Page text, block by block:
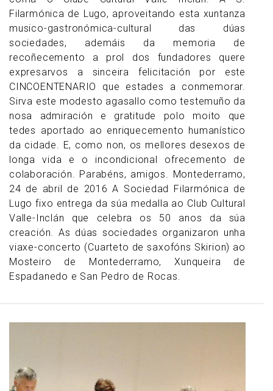
Filarmónica de Lugo, aproveitando esta xuntanza
musico-gastronómica-cultural das dúas
sociedades, ademáis da memoria de
recoñecemento a prol dos fundadores quere
expresarvos a sinceira felicitación por este
CINCOENTENARIO que estades a conmemorar.
Sirva este modesto agasallo como testemuño da
nosa admiración e gratitude polo moito que
tedes aportado ao enriquecemento humanístico
da cidade. E, como non, os mellores desexos de
longa vida e o incondicional ofrecemento de
colaboración. Parabéns, amigos. Montederramo,
24 de abril de 2016 A Sociedad Filarmónica de
Lugo fixo entrega da súa medalla ao Club Cultural
Valle-Inclán que celebra os 50 anos da súa
creación. As dúas sociedades organizaron unha
viaxe-concerto (Cuarteto de saxofóns Skirion) ao
Mosteiro de Montederramo, Xunqueira de
Espadanedo e San Pedro de Rocas.